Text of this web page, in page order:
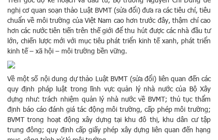
nghị cơ quan soạn thảo Luật BVMT (sửa đổi) đưa ra các tiêu chí, tiêu
chuẩn về môi trường của Việt Nam cao hơn trước đây, thậm chí cao
hơn các nước tiên tiến trên thế giới để thu hút được các nhà đầu tư
lớn, chiến lược mới với mục tiêu phát triển kinh tế xanh, phát triển
kinh tế – xã hội – môi trường bền vững.
Về một số nội dung dự thảo Luật BVMT (sửa đổi) liên quan đến các
quy định pháp luật trong lĩnh vực quản lý nhà nước của Bộ Xây
dựng như: trách nhiệm quản lý nhà nước về BVMT; thủ tục thẩm
định báo cáo đánh giá tác động môi trường, cấp phép môi trường;
BVMT trong hoạt động xây dựng tại khu đô thị, khu dân cư tập
trung đông; quy định cấp giấy phép xây dựng liên quan đến hạng